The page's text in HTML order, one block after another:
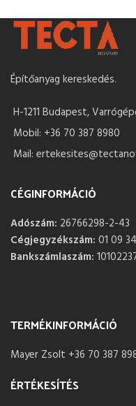
Építőanyag kereskedés.
H-1211 Budapest,
Mobil: +36 70 387 8980
Mail:
CÉGINFORMÁCIÓ
Adószám: 26766298-2-43
Cégjegyzékszám: 01 09
Bankszámlaszám:
TERMÉKINFORMÁCIÓ
Mayer Zsolt +36 70 387
ÉRTÉKESÍTÉS